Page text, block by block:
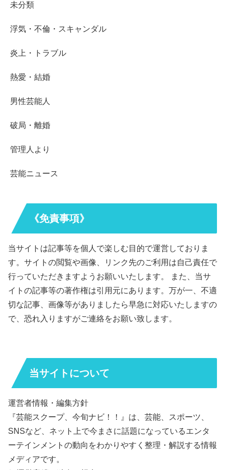
未分類
浮気・不倫・スキャンダル
炎上・トラブル
熱愛・結婚
男性芸能人
破局・離婚
管理人より
芸能ニュース
《免責事項》
当サイトは記事等を個人で楽しむ目的で運営しておりま
す。サイトの閲覧や画像、リンク先のご利用は自己責任で
行っていただきますようお願いいたします。 また、当サ
イトの記事等の著作権は引用元にあります。万が一、不適
切な記事、画像等がありましたら早急に対応いたしますの
で、恐れ入りますがご連絡をお願い致します。
当サイトについて
運営者情報・編集方針
『芸能スクープ、今旬ナビ！！』は、芸能、スポーツ、
SNSなど、ネット上で今まさに話題になっているエンタ
ーテインメントの動向をわかりやすく整理・解説する情報
メディアです。